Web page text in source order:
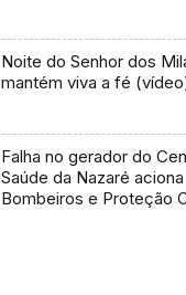
Noite do Senhor dos
mantém viva a fé
Falha no gerador do
Saúde da Nazaré aciona
Bombeiros e Proteção